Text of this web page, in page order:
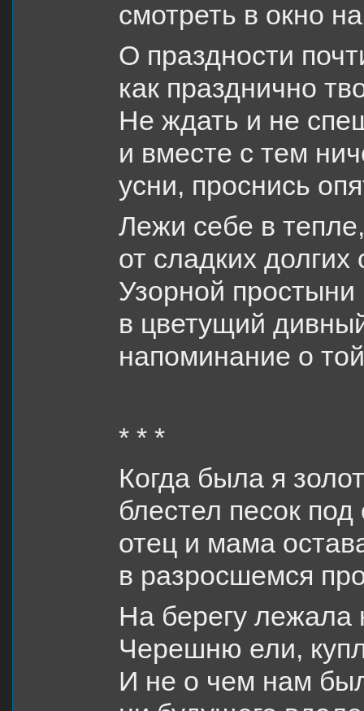
смотреть в окно
О праздности
как празднично
Не ждать и не
и вместе с тем
усни, проснись
Лежи себе в
от сладких
Узорной простыни
в цветущий
напоминание о
* * *
Когда была я
блестел песок
отец и мама
в разросшемся
На берегу лежала
Черешню ели,
И не о чем нам